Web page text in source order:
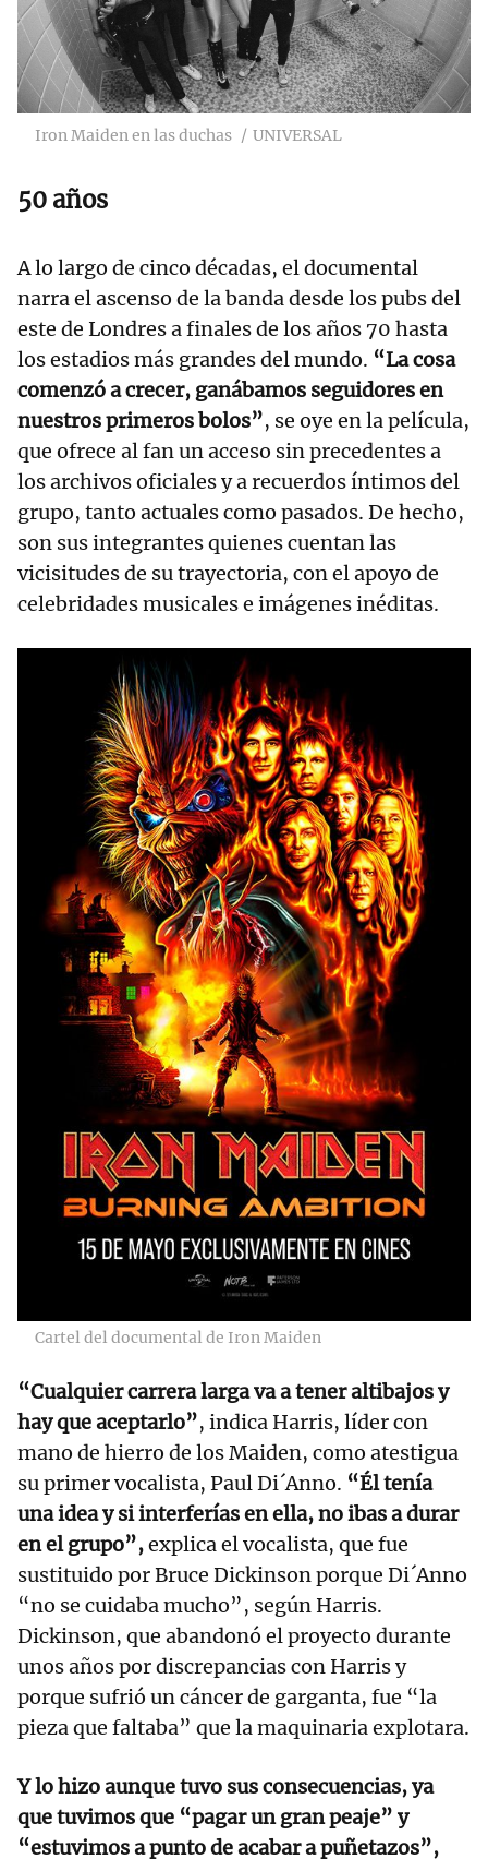
Iron Maiden en las duchas UNIVERSAL
50 años
A lo largo de cinco décadas, el documental
narra el ascenso de la banda desde los pubs del
este de Londres a finales de los años 70 hasta
los estadios más grandes del mundo. “La cosa
comenzó a crecer, ganábamos seguidores en
nuestros primeros bolos”, se oye en la película,
que ofrece al fan un acceso sin precedentes a
los archivos oficiales y a recuerdos íntimos del
grupo, tanto actuales como pasados. De hecho,
son sus integrantes quienes cuentan las
vicisitudes de su trayectoria, con el apoyo de
celebridades musicales e imágenes inéditas.
Cartel del documental de Iron Maiden
“Cualquier carrera larga va a tener altibajos y
hay que aceptarlo”, indica Harris, líder con
mano de hierro de los Maiden, como atestigua
su primer vocalista, Paul Di´Anno. “Él tenía
una idea y si interferías en ella, no ibas a durar
en el grupo”,explica el vocalista, que fue
sustituido por Bruce Dickinson porque Di´Anno
“no se cuidaba mucho”, según Harris.
Dickinson, que abandonó el proyecto durante
unos años por discrepancias con Harris y
porque sufrió un cáncer de garganta, fue “la
pieza que faltaba” que la maquinaria explotara.
Y lo hizo aunque tuvo sus consecuencias, ya
que tuvimos que “pagar un gran peaje” y
“estuvimos a punto de acabar a puñetazos”,